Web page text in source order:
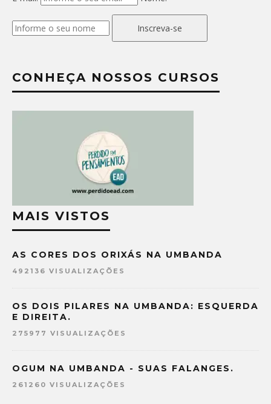
Inscreva-se
CONHEÇA NOSSOS CURSOS
MAIS VISTOS
AS CORES DOS ORIXÁS NA UMBANDA
492136 VISUALIZAÇÕES
OS DOIS PILARES NA UMBANDA: ESQUERDA
E DIREITA.
275977 VISUALIZAÇÕES
OGUM NA UMBANDA - SUAS FALANGES.
261260 VISUALIZAÇÕES